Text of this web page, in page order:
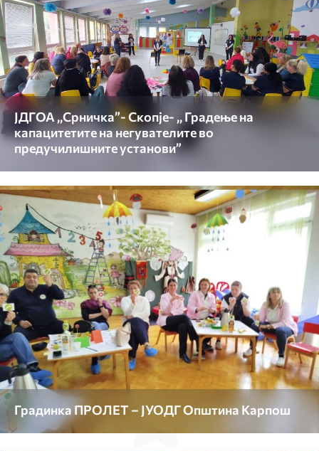
ЈДГОА ,,Срничка”- Скопје- ,, Градење на
капацитетите на негувателите во
предучилишните установи”
Градинка ПРОЛЕТ – ЈУОДГ Општина Карпош